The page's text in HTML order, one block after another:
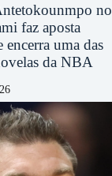
no
faz aposta
encerra uma das
da NBA